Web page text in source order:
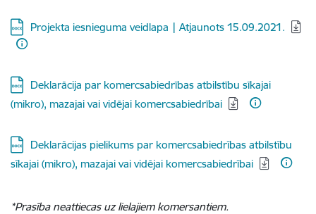
Lejupielādēt:
Projekta iesnieguma veidlapa | Atjaunots 15.09.2021.
Lejupielādēt:
Deklarācija par komercsabiedrības atbilstību sīkajai
(mikro), mazajai vai vidējai komercsabiedrībai
Lejupielādēt:
Deklarācijas pielikums par komercsabiedrības atbilstību
sīkajai (mikro), mazajai vai vidējai komercsabiedrībai
*Prasība neattiecas uz lielajiem komersantiem.